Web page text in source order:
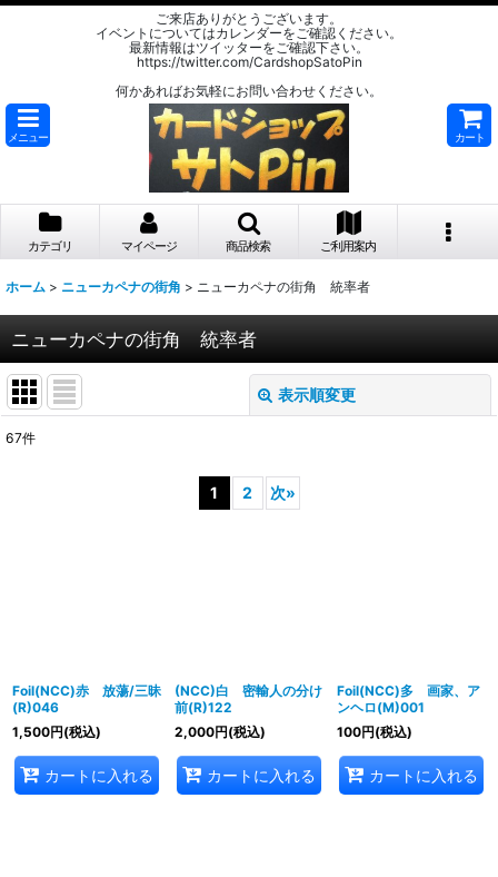
ご来店ありがとうございます。
イベントについてはカレンダーをご確認ください。
最新情報はツイッターをご確認下さい。
https://twitter.com/CardshopSatoPin
何かあればお気軽にお問い合わせください。
メニュー カート
カテゴリ マイページ 商品検索 ご利用案内
ホーム > ニューカペナの街角 > ニューカペナの街角 統率者
ニューカペナの街角 統率者
表示順変更
67件
1 2 次»
Foil(NCC)赤 放蕩/三昧
(R)046
1,500円(税込)
カートに入れる
(NCC)白 密輸人の分け
前(R)122
2,000円(税込)
カートに入れる
Foil(NCC)多 画家、ア
ンヘロ(M)001
100円(税込)
カートに入れる